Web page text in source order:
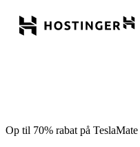
Op til 70% rabat på TeslaMate